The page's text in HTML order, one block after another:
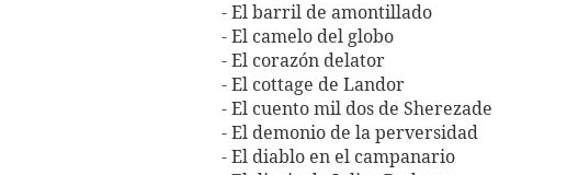
- El barril de amontillado
- El camelo del globo
- El corazón delator
- El cottage de Landor
- El cuento mil dos de Sherezade
- El demonio de la perversidad
- El diablo en el campanario